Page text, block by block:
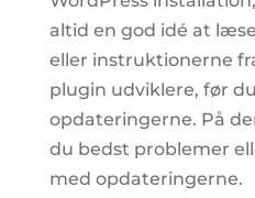
altid en god idé at
eller instruktionerne
plugin udviklere, før
opdateringerne. På
du bedst problemer
med opdateringerne.